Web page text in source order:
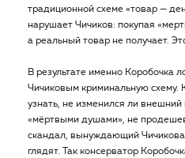
традиционной схеме «товар —
нарушает Чичиков: покупая
а реальный товар не получает.
В результате именно Коробочка
Чичиковым криминальную схему.
узнать, не изменился ли
«мёртвыми душами», не
скандал, вынуждающий Чичикова
глядят. Так консерватор